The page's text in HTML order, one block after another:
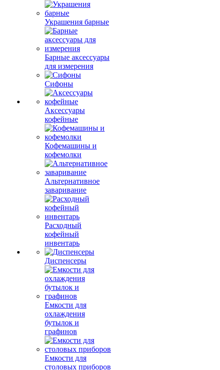
Украшения барные
Барные аксессуары
для измерения
Сифоны
Аксессуары
кофейные
Кофемашины и
кофемолки
Альтернативное
заваривание
Расходный
кофейный
инвентарь
Диспенсеры
Емкости для
охлаждения
бутылок и
графинов
Емкости для
столовых приборов